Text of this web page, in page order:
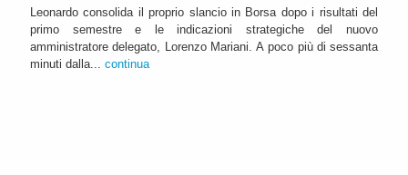
Leonardo consolida il proprio slancio in Borsa dopo i risultati del
primo semestre e le indicazioni strategiche del nuovo
amministratore delegato, Lorenzo Mariani. A poco più di sessanta
minuti dalla... continua